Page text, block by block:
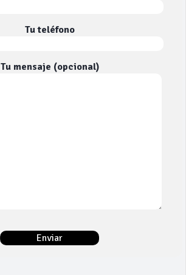
Tu teléfono
Tu mensaje (opcional)